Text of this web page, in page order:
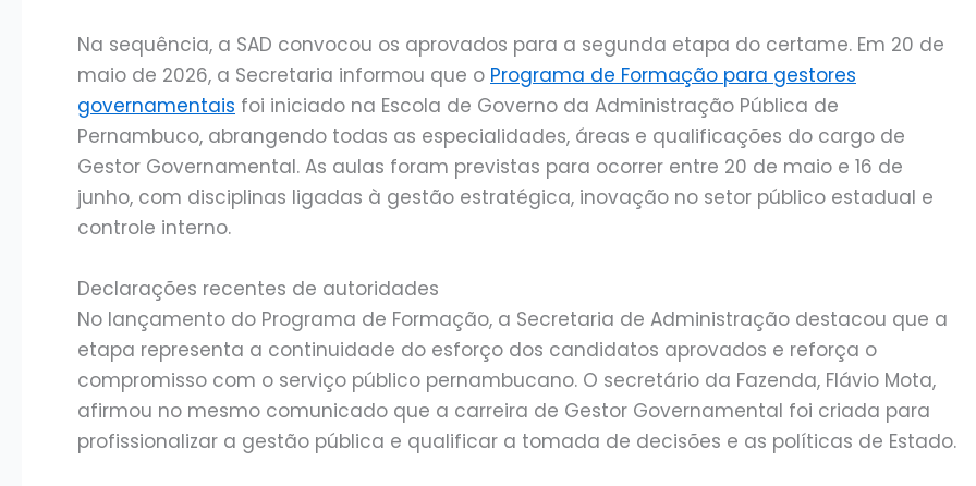
Na sequência, a SAD convocou os aprovados para a segunda etapa do certame. Em 20 de
maio de 2026, a Secretaria informou que o Programa de Formação para gestores
governamentais foi iniciado na Escola de Governo da Administração Pública de
Pernambuco, abrangendo todas as especialidades, áreas e qualificações do cargo de
Gestor Governamental. As aulas foram previstas para ocorrer entre 20 de maio e 16 de
junho, com disciplinas ligadas à gestão estratégica, inovação no setor público estadual e
controle interno.
Declarações recentes de autoridades
No lançamento do Programa de Formação, a Secretaria de Administração destacou que a
etapa representa a continuidade do esforço dos candidatos aprovados e reforça o
compromisso com o serviço público pernambucano. O secretário da Fazenda, Flávio Mota,
afirmou no mesmo comunicado que a carreira de Gestor Governamental foi criada para
profissionalizar a gestão pública e qualificar a tomada de decisões e as políticas de Estado.